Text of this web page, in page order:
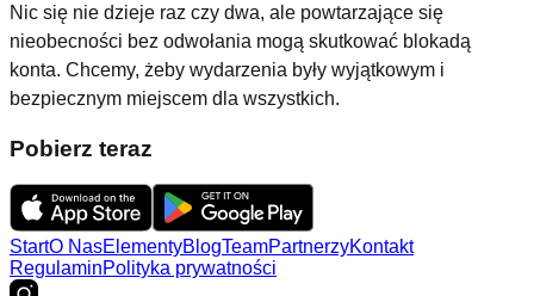
Nic się nie dzieje raz czy dwa, ale powtarzające się
nieobecności bez odwołania mogą skutkować blokadą
konta. Chcemy, żeby wydarzenia były wyjątkowym i
bezpiecznym miejscem dla wszystkich.
Pobierz teraz
StartO NasElementyBlogTeamPartnerzyKontakt
RegulaminPolityka prywatności